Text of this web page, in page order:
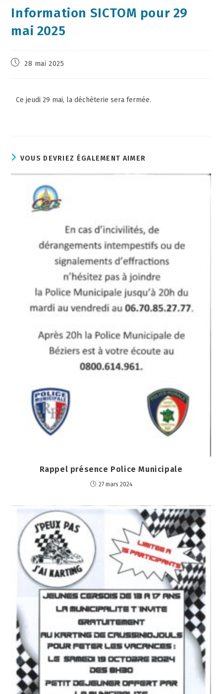
Information SICTOM pour 29
mai 2025
28 mai 2025
Ce jeudi 29 mai, la déchèterie sera fermée.
VOUS DEVRIEZ ÉGALEMENT AIMER
Rappel présence Police Municipale
27 mars 2024